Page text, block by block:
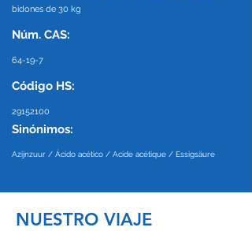
bidones de 30 kg
Núm. CAS:
64-19-7
Código HS:
29152100
Sinónimos:
Azijnzuur / Ácido acético / Acide acétique / Essigsäure
NUESTRO VIAJE